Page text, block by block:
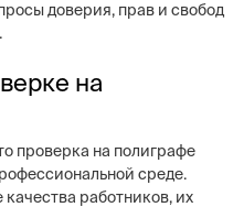
доверия, прав и свобод
на
проверка на полиграфе
среде.
работников, их